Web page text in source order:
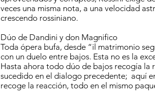
veces una misma nota, a una velocidad
crescendo rossiniano.
Dúo de Dandini y don Magnifico
Toda ópera bufa, desde “il matrimonio
con un duelo entre bajos. Esta no es la
Hasta ahora todo dúo de bajos recogía la
sucedido en el dialogo precedente; aquí
recoge la reacción, todo en el mismo